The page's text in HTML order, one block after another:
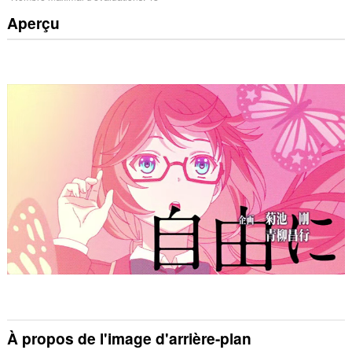
Aperçu
À propos de l'image d'arrière-plan